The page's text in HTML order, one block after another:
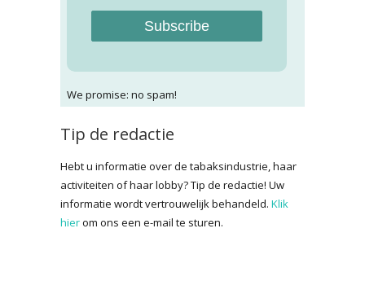
Subscribe
We promise: no spam!
Tip de redactie
Hebt u informatie over de tabaksindustrie, haar
activiteiten of haar lobby? Tip de redactie! Uw
informatie wordt vertrouwelijk behandeld. Klik
hierom ons een e-mail te sturen.